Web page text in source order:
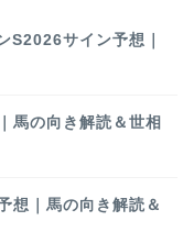
S2026サイン予想｜
馬の向き解読＆世相
想｜馬の向き解読＆